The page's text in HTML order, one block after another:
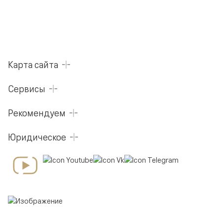
Карта сайта
Сервисы
Рекомендуем
Юридическое